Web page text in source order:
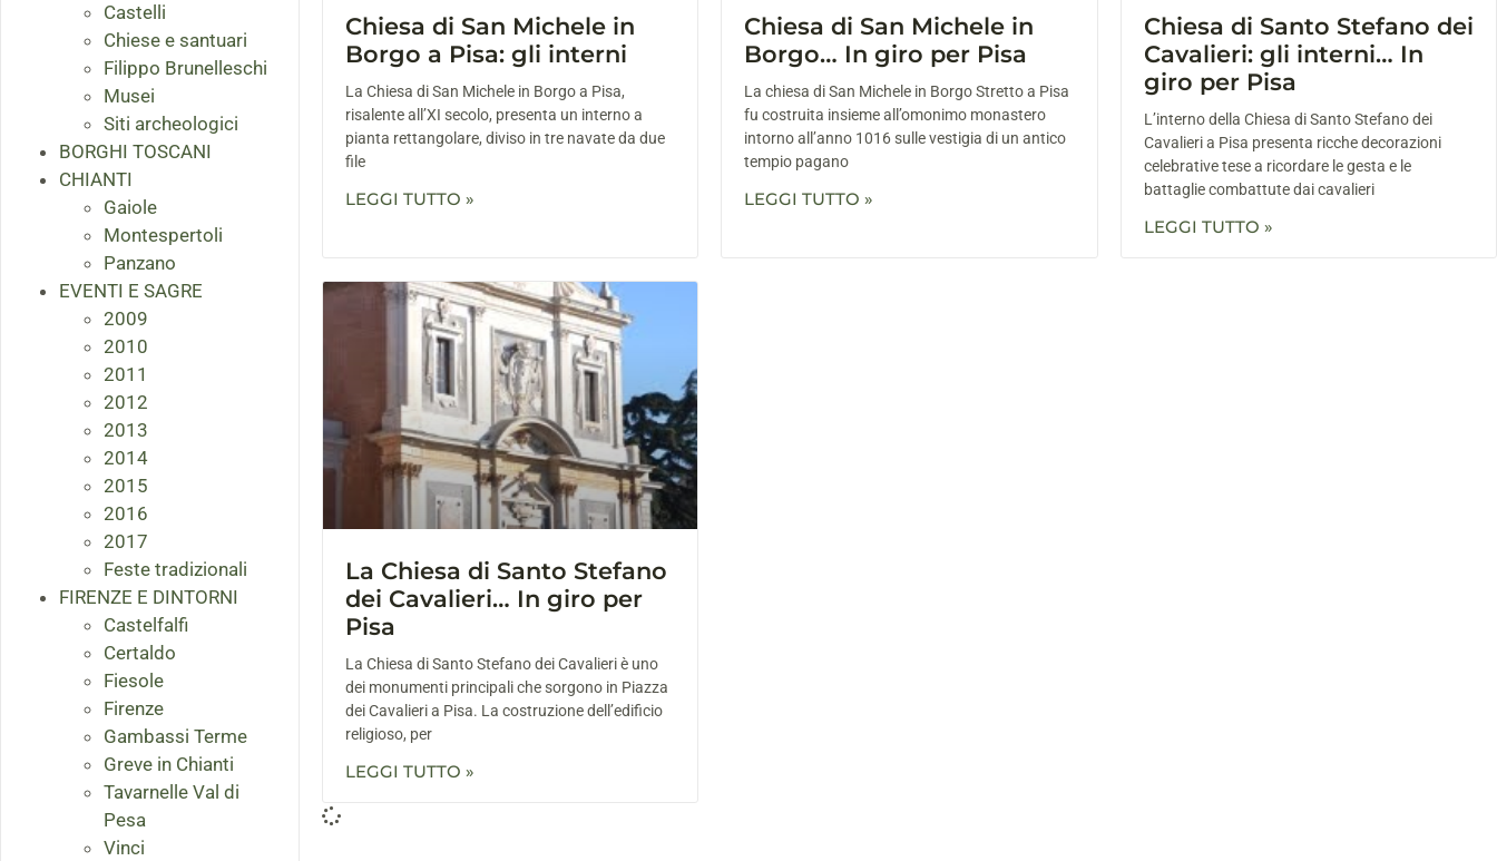
Castelli
Chiese e santuari
Filippo Brunelleschi
Musei
Siti archeologici
BORGHI TOSCANI
CHIANTI
Gaiole
Montespertoli
Panzano
EVENTI E SAGRE
2009
2010
2011
2012
2013
2014
2015
2016
2017
Feste tradizionali
FIRENZE E DINTORNI
Castelfalfi
Certaldo
Fiesole
Firenze
Gambassi Terme
Greve in Chianti
Tavarnelle Val di
Pesa
Vinci
Chiesa di San Michele in
Borgo a Pisa: gli interni
La Chiesa di San Michele in Borgo a Pisa,
risalente all’XI secolo, presenta un interno a
pianta rettangolare, diviso in tre navate da due
file
LEGGI TUTTO »
Chiesa di San Michele in
Borgo… In giro per Pisa
La chiesa di San Michele in Borgo Stretto a Pisa
fu costruita insieme all’omonimo monastero
intorno all’anno 1016 sulle vestigia di un antico
tempio pagano
LEGGI TUTTO »
Chiesa di Santo Stefano dei
Cavalieri: gli interni… In
giro per Pisa
L’interno della Chiesa di Santo Stefano dei
Cavalieri a Pisa presenta ricche decorazioni
celebrative tese a ricordare le gesta e le
battaglie combattute dai cavalieri
LEGGI TUTTO »
La Chiesa di Santo Stefano
dei Cavalieri… In giro per
Pisa
La Chiesa di Santo Stefano dei Cavalieri è uno
dei monumenti principali che sorgono in Piazza
dei Cavalieri a Pisa. La costruzione dell’edificio
religioso, per
LEGGI TUTTO »